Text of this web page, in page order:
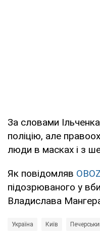
За словами
поліцію, але
люди в масках і з
Як повідомляв
підозрюваного у
Владислава
Україна Київ